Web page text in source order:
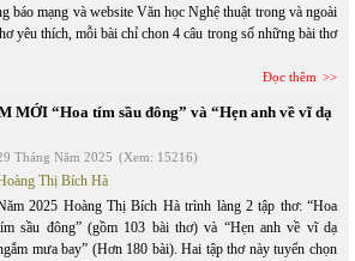
báo mạng và website Văn học Nghệ thuật trong và ngoài
yêu thích, mỗi bài chỉ chon 4 câu trong số những bài thơ
Đọc thêm
MỚI “Hoa tím sầu đông” và “Hẹn anh về vĩ dạ
Tháng Năm 2025 (Xem: 15216)
Thị Bích Hà
2025 Hoàng Thị Bích Hà trình làng 2 tập thơ: “Hoa
sầu đông” (gồm 103 bài thơ) và “Hẹn anh về vĩ dạ
mưa bay” (Hơn 180 bài). Hai tập thơ này tuyển chọn